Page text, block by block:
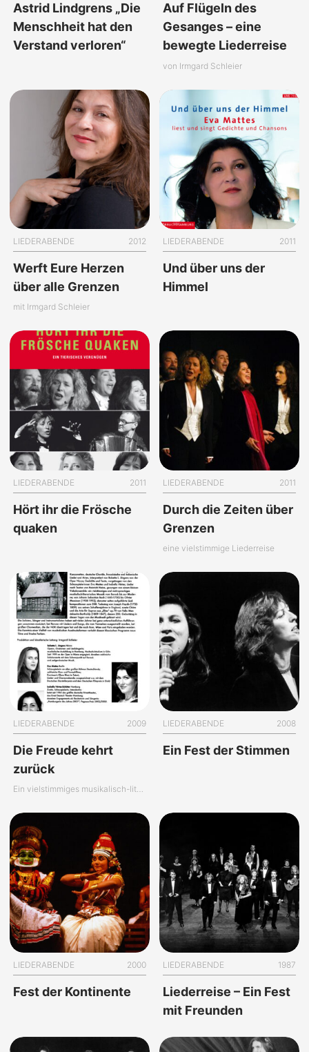
Astrid Lindgrens „Die
Menschheit hat den
Verstand verloren“
Auf Flügeln des
Gesanges – eine
bewegte Liederreise
von Irmgard Schleier
LIEDERABENDE 2012
Werft Eure Herzen
über alle Grenzen
mit Irmgard Schleier
LIEDERABENDE 2011
Und über uns der
Himmel
LIEDERABENDE 2011
Hört ihr die Frösche
quaken
LIEDERABENDE 2011
Durch die Zeiten über
Grenzen
eine vielstimmige Liederreise
LIEDERABENDE 2009
Die Freude kehrt
zurück
Ein vielstimmiges musikalisch-literarisches Mosaik
LIEDERABENDE 2008
Ein Fest der Stimmen
LIEDERABENDE 2000
Fest der Kontinente
LIEDERABENDE 1987
Liederreise – Ein Fest
mit Freunden